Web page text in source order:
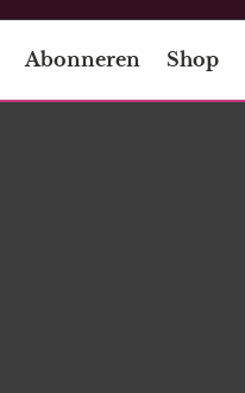
Abonneren Shop